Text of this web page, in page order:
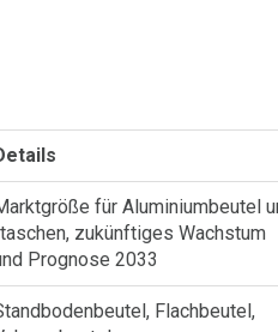
für Aluminiumbeutel
zukünftiges Wachstum
Prognose 2033
Flachbeutel,